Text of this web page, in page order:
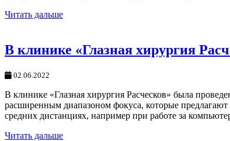
Читать дальше
В клинике «Глазная хирургия
02.06.2022
В клинике «Глазная хирургия Расческов» была
расширенным диапазоном фокуса, которые предлагают
средних дистанциях, например при работе за
Читать дальше